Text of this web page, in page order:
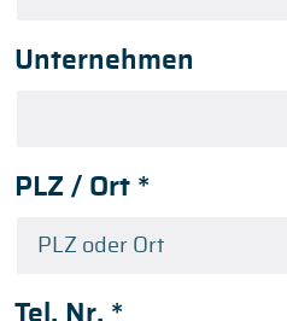
Unternehmen
PLZ / Ort *
Tel. Nr. *